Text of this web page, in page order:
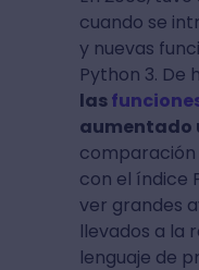
cuando se
y nuevas
Python 3. De
las
aumentado
comparación
con el índice
ver grandes
llevados a la
lenguaje de